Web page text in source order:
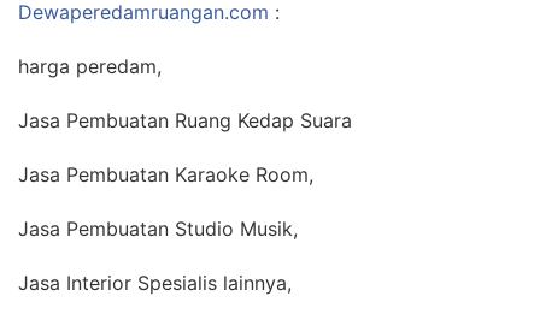
Dewaperedamruangan.com :
harga peredam,
Jasa Pembuatan Ruang Kedap Suara
Jasa Pembuatan Karaoke Room,
Jasa Pembuatan Studio Musik,
Jasa Interior Spesialis lainnya,